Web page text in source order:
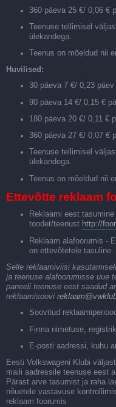
360 päeva 25 €/ 0,06 €
Teenuse tellimisel
ülekandega.
Teenus on mõeldud nii
Huvilised:
30 päeva 7 €/ 0,23 päev
90 päeva 14 €/ 0,15 €
180 päeva 20 €/ 0,11 €
360 päeva 27 €/ 0,07 €
Teenuse tellimisel
ülekandega.
Teenus on mõeldud nii
Ettevõtte reklaam
Reklaami eest
toodet/teenust http://
Reklaam alafoorumis -
on ettevõtetele tasuline.
Selle reklaamiviisi
ja teenuse alafoorumisse uue
paneeli teenuse eest saadud
reklaamisoovi
Soovitud
Firma nimetuse,
E-posti aadressi, kuhu
Eesti Volkswageni Klubi
maili aadressile teenuse eest
Pärast arve tasumist ja raha
nõuetele vastavuse
reklaam foorumis